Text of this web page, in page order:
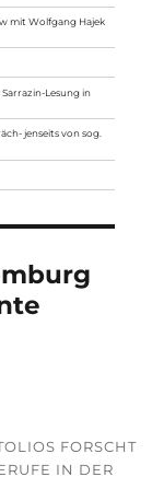
mit Wolfgang Hajek
Lesung in
jenseits von sog.
FORSCHT
IN DER